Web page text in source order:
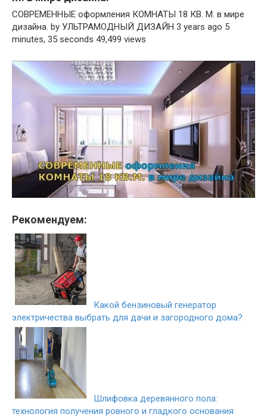
СОВРЕМЕННЫЕ оформления КОМНАТЫ 18 КВ. М. в мире
дизайна. by УЛЬТРАМОДНЫЙ ДИЗАЙН 3 years ago 5
minutes, 35 seconds 49,499 views
Рекомендуем:
Какой бензиновый генератор
электричества выбрать для дачи и загородного дома?
Шлифовка деревянного пола:
технология получения ровного и гладкого основания